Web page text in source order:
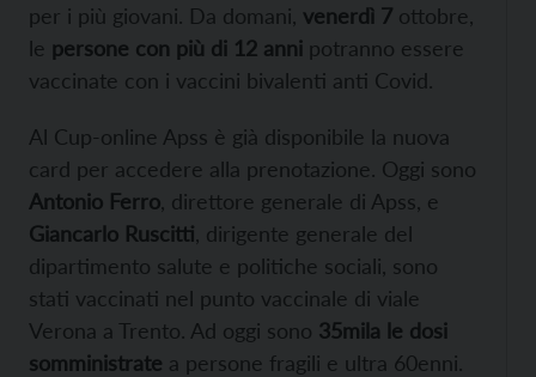
per i più giovani. Da domani, venerdì 7 ottobre,
le persone con più di 12 anni potranno essere
vaccinate con i vaccini bivalenti anti Covid.
Al Cup-online Apss è già disponibile la nuova
card per accedere alla prenotazione. Oggi sono
Antonio Ferro , direttore generale di Apss, e
Giancarlo Ruscitti , dirigente generale del
dipartimento salute e politiche sociali, sono
stati vaccinati nel punto vaccinale di viale
Verona a Trento. Ad oggi sono 35mila le dosi
somministrate a persone fragili e ultra 60enni.